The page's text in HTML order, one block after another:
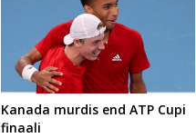
Kanada murdis end ATP Cupi
finaali